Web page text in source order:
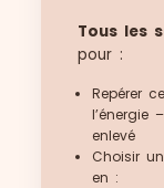
Tous les
pour :
Repérer
l’énergie
enlevé
Choisir
en :